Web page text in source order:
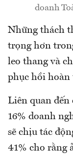
doanh
Những thách
trọng hơn
leo thang và
phục hồi hoàn
Liên quan đến
16% doanh
sẽ chịu tác
41% cho rằng